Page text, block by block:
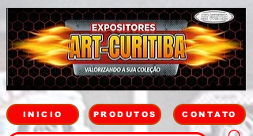
INICIO PRODUTOS CONTATO